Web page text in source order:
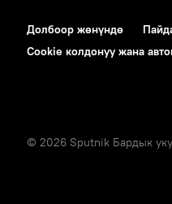
Долбоор жөнүндө
Cookie колдонуу жана
© 2026 Sputnik Бардык